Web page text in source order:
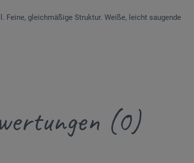
gleichmäßige Struktur. Weiße, leicht saugende
(0)